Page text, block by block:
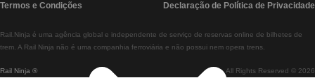
Comboios De Lisboa A Braga
Comboios De Braga A Lisboa
Rail Ninja ® All Rights Reserved © 2026
Rail.Ninja é uma agência global e independente de serviço de reservas online de bilhetes de
trem. A Rail Ninja não é uma companhia ferroviária e não possui nem opera trens.
Termos e Condições Declaração de Política de Privacidade